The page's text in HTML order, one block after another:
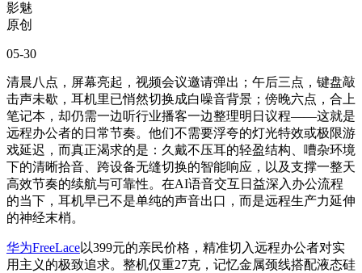
影魅
原创
05-30
清晨八点，屏幕亮起，视频会议邀请弹出；午后三点，键盘敲
击声未歇，耳机里已悄然切换成白噪音背景；傍晚六点，合上
笔记本，却仍需一边听行业播客一边整理明日议程——这就是
远程办公者的日常节奏。他们不需要浮夸的灯光特效或极限游
戏延迟，而真正渴求的是：久戴不压耳的轻盈结构、嘈杂环境
下的清晰拾音、跨设备无缝切换的智能响应，以及支撑一整天
高效节奏的续航与可靠性。在AI语音交互日益深入办公流程
的当下，耳机早已不是单纯的声音出口，而是远程生产力延伸
的神经末梢。
华为FreeLace以399元的亲民价格，精准切入远程办公者对实
用主义的极致追求。整机仅重27克，记忆金属颈线搭配液态硅